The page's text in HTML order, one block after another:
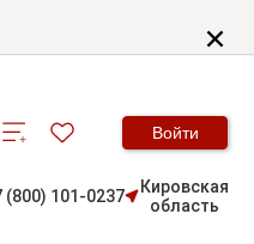
Войти
(800) 101-0237
Кировская
область